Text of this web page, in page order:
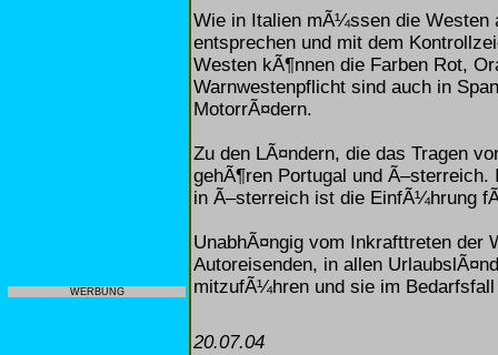
WERBUNG
Wie in Italien mÃ¼ssen die Westen
entsprechen und mit dem
Westen kÃ¶nnen die Farben Rot,
Warnwestenpflicht sind auch in
MotorrÃ¤dern.
Zu den LÃ¤ndern, die das Tragen
gehÃ¶ren Portugal und
in Ã–sterreich ist die EinfÃ¼hrung
UnabhÃ¤ngig vom Inkrafttreten der
Autoreisenden, in allen
mitzufÃ¼hren und sie im
20.07.04